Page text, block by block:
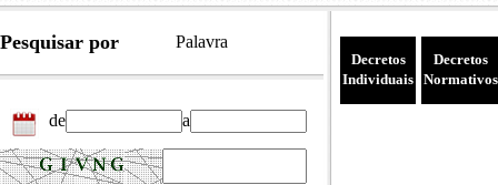
Pesquisar por Palavra
de a
Decretos
Individuais
Decretos
Normativos